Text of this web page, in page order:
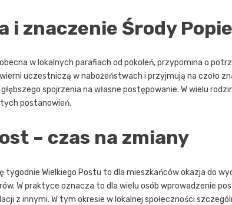
i znaczenie Środy
w lokalnych parafiach od pokoleń, przypomina o
uczestniczą w nabożeństwach i przyjmują na czoło
spojrzenia na własne postępowanie. W wielu
postanowień.
– czas na zmiany
tygodnie Wielkiego Postu to dla mieszkańców okazja do
W praktyce oznacza to dla wielu osób wprowadzenie
z innymi. W tym okresie w lokalnej społeczności